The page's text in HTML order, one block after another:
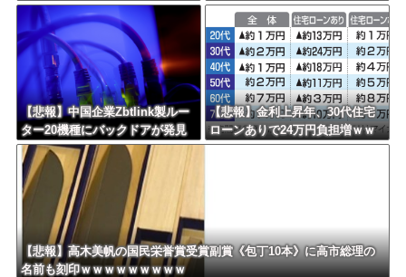
はママに埋葬される
が実施した為替介入は｢一時しの
ぎに過ぎない｣との認識を示す
【悲報】中国企業Zbtlink製ルー
ター20機種にバックドアが発見
されるｗｗｗｗｗｗｗｗｗ
【悲報】金利上昇年、30代住宅
ローンありで24万円負担増ｗｗ
ｗｗｗｗｗｗｗｗｗｗ
【悲報】高木美帆の国民栄誉賞受賞副賞《包丁10本》に高市総理の
名前も刻印ｗｗｗｗｗｗｗｗｗ